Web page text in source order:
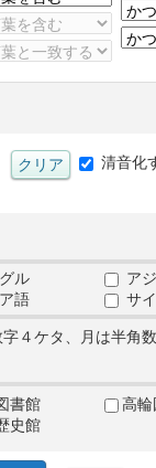
清音化
ル ア
語 サ
４ケタ、月は半角数
書館 高輪
史館